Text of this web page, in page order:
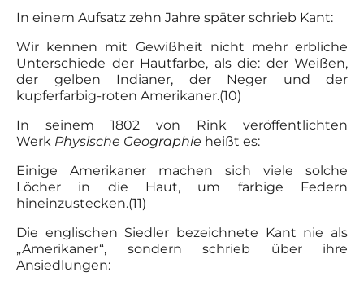
In einem Aufsatz zehn Jahre später schrieb Kant:
Wir kennen mit Gewißheit nicht mehr erbliche
Unterschiede der Hautfarbe, als die: der Weißen,
der gelben Indianer, der Neger und der
kupferfarbig-roten Amerikaner.(10)
In seinem 1802 von Rink veröffentlichten
Werk Physische Geographie heißt es:
Einige Amerikaner machen sich viele solche
Löcher in die Haut, um farbige Federn
hineinzustecken.(11)
Die englischen Siedler bezeichnete Kant nie als
„Amerikaner“, sondern schrieb über ihre
Ansiedlungen: